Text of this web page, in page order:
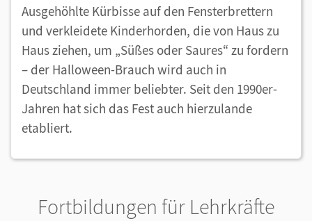
Ausgehöhlte Kürbisse auf den Fensterbrettern
und verkleidete Kinderhorden, die von Haus zu
Haus ziehen, um „Süßes oder Saures“ zu fordern
– der Halloween-Brauch wird auch in
Deutschland immer beliebter. Seit den 1990er-
Jahren hat sich das Fest auch hierzulande
etabliert.
Fortbildungen für Lehrkräfte